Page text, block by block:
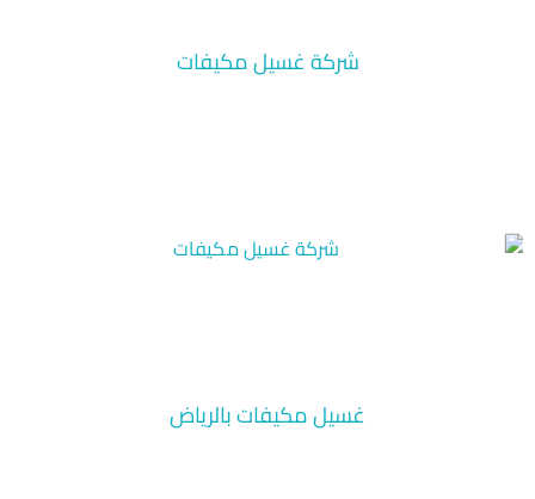
شركة غسيل مكيفات
غسيل مكيفات بالرياض